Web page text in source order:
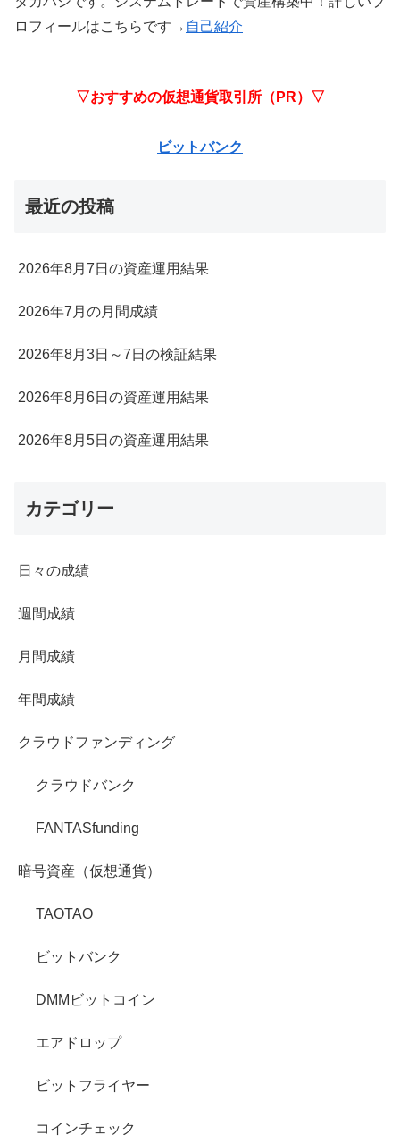
ロフィールはこちらです→ 自己紹介
▽おすすめの仮想通貨取引所（PR）▽
ビットバンク
最近の投稿
2026年8月7日の資産運用結果
2026年7月の月間成績
2026年8月3日～7日の検証結果
2026年8月6日の資産運用結果
2026年8月5日の資産運用結果
カテゴリー
日々の成績
週間成績
月間成績
年間成績
クラウドファンディング
クラウドバンク
FANTASfunding
暗号資産（仮想通貨）
TAOTAO
ビットバンク
DMMビットコイン
エアドロップ
ビットフライヤー
コインチェック